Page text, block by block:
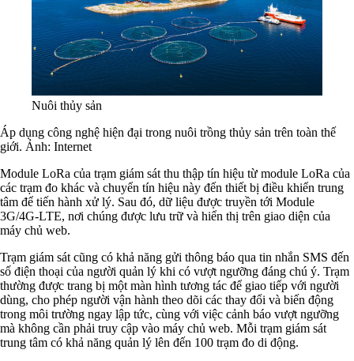
Nuôi thủy sản
Áp dụng công nghệ hiện đại trong nuôi trồng thủy sản trên toàn thế
giới. Ảnh: Internet
Module LoRa của trạm giám sát thu thập tín hiệu từ module LoRa của
các trạm đo khác và chuyển tín hiệu này đến thiết bị điều khiển trung
tâm để tiến hành xử lý. Sau đó, dữ liệu được truyền tới Module
3G/4G-LTE, nơi chúng được lưu trữ và hiển thị trên giao diện của
máy chủ web.
Trạm giám sát cũng có khả năng gửi thông báo qua tin nhắn SMS đến
số điện thoại của người quản lý khi có vượt ngưỡng đáng chú ý. Trạm
thường được trang bị một màn hình tương tác để giao tiếp với người
dùng, cho phép người vận hành theo dõi các thay đổi và biến động
trong môi trường ngay lập tức, cùng với việc cảnh báo vượt ngưỡng
mà không cần phải truy cập vào máy chủ web. Mỗi trạm giám sát
trung tâm có khả năng quản lý lên đến 100 trạm đo di động.